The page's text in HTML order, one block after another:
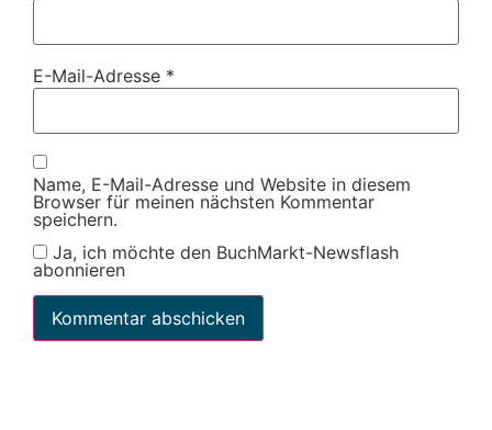
E-Mail-Adresse *
Name, E-Mail-Adresse und Website in diesem
Browser für meinen nächsten Kommentar
speichern.
Ja, ich möchte den BuchMarkt-Newsflash
abonnieren